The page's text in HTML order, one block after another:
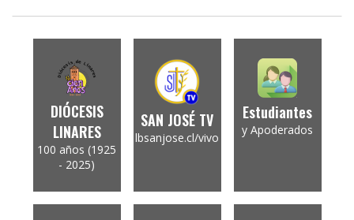
DIÓCESIS
LINARES
100 años (1925
- 2025)
SAN JOSÉ TV
lbsanjose.cl/vivo
Estudiantes
y Apoderados